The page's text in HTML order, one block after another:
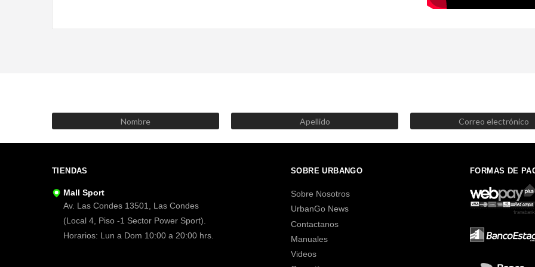
TIENDAS
Mall Sport
Av. Las Condes 13501, Las Condes
(Local 4, Piso -1 Sector Power Sport).
Horarios: Lun a Dom 10:00 a 20:00 hrs.
SOBRE URBANGO
Sobre Nosotros
UrbanGo News
Contactanos
Manuales
Videos
FORMAS DE